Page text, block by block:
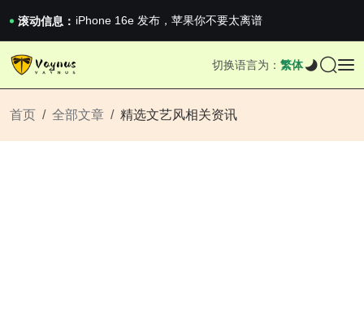
滚动信息： iPhone 16e 发布，苹果你不要太离谱
2026澳网男单收官：全满贯对上全满亚，德约...
《巅峰守卫 Highguard》正式上线，官...
切换语言为： 繁体
首页 全部文章 精选文艺风相关资讯